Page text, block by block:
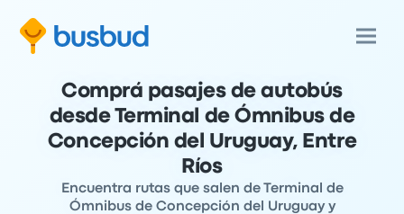
Comprá pasajes de autobús
desde Terminal de Ómnibus de
Concepción del Uruguay, Entre
Ríos
Encuentra rutas que salen de Terminal de
Ómnibus de Concepción del Uruguay y